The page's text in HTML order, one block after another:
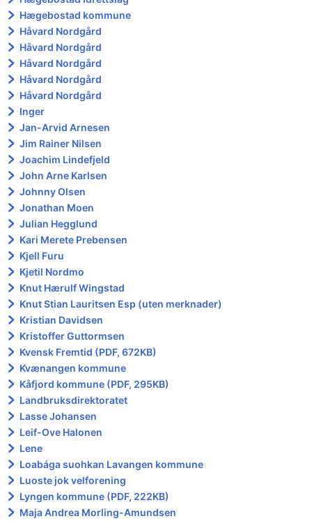
Hægebostad kommune
Håvard Nordgård
Håvard Nordgård
Håvard Nordgård
Håvard Nordgård
Håvard Nordgård
Inger
Jan-Arvid Arnesen
Jim Rainer Nilsen
Joachim Lindefjeld
John Arne Karlsen
Johnny Olsen
Jonathan Moen
Julian Hegglund
Kari Merete Prebensen
Kjell Furu
Kjetil Nordmo
Knut Hærulf Wingstad
Knut Stian Lauritsen Esp (uten merknader)
Kristian Davidsen
Kristoffer Guttormsen
Kvensk Fremtid (PDF, 672KB)
Kvænangen kommune
Kåfjord kommune (PDF, 295KB)
Landbruksdirektoratet
Lasse Johansen
Leif-Ove Halonen
Lene
Loabága suohkan Lavangen kommune
Luoste jok velforening
Lyngen kommune (PDF, 222KB)
Maja Andrea Morling-Amundsen